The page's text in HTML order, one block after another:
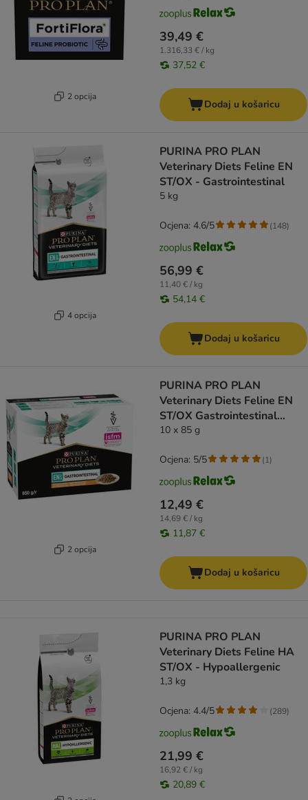
2 opcija
39,49 €
1.316,33 € / kg
37,52 €
Dodaj u košaricu
4 opcija
PURINA PRO PLAN
Veterinary Diets Feline EN
ST/OX - Gastrointestinal
5 kg
56,99 €
11,40 € / kg
54,14 €
Ocjena: 4.6/5 (148)
Dodaj u košaricu
2 opcija
PURINA PRO PLAN
Veterinary Diets Feline EN
ST/OX Gastrointestinal
piletina
10 x 85 g
12,49 €
14,69 € / kg
11,87 €
Ocjena: 5/5 (1)
Dodaj u košaricu
PURINA PRO PLAN
Veterinary Diets Feline HA
ST/OX - Hypoallergenic
1,3 kg
21,99 €
16,92 € / kg
20,89 €
Ocjena: 4.4/5 (289)